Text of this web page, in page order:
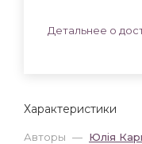
Характеристики
Авторы — Юлія
Детальнее о